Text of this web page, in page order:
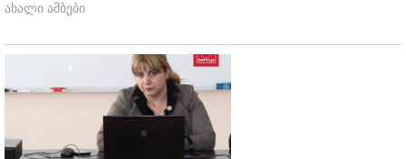
ახალი ამბები